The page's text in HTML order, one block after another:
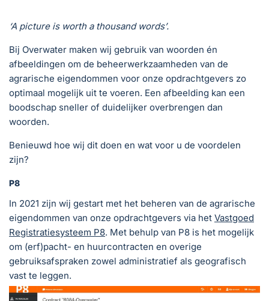
‘A picture is worth a thousand words’.
Bij Overwater maken wij gebruik van woorden én
afbeeldingen om de beheerwerkzaamheden van de
agrarische eigendommen voor onze opdrachtgevers zo
optimaal mogelijk uit te voeren. Een afbeelding kan een
boodschap sneller of duidelijker overbrengen dan
woorden.
Benieuwd hoe wij dit doen en wat voor u de voordelen
zijn?
P8
In 2021 zijn wij gestart met het beheren van de agrarische
eigendommen van onze opdrachtgevers via het Vastgoed
Registratiesysteem P8. Met behulp van P8 is het mogelijk
om (erf)pacht- en huurcontracten en overige
gebruiksafspraken zowel administratief als geografisch
vast te leggen.